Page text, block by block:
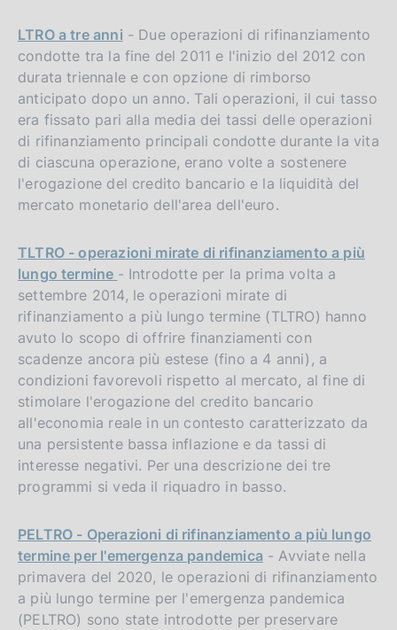
LTRO a tre anni - Due operazioni di rifinanziamento
condotte tra la fine del 2011 e l'inizio del 2012 con
durata triennale e con opzione di rimborso
anticipato dopo un anno. Tali operazioni, il cui tasso
era fissato pari alla media dei tassi delle operazioni
di rifinanziamento principali condotte durante la vita
di ciascuna operazione, erano volte a sostenere
l'erogazione del credito bancario e la liquidità del
mercato monetario dell'area dell'euro.
TLTRO - operazioni mirate di rifinanziamento a più
lungo termine - Introdotte per la prima volta a
settembre 2014, le operazioni mirate di
rifinanziamento a più lungo termine (TLTRO) hanno
avuto lo scopo di offrire finanziamenti con
scadenze ancora più estese (fino a 4 anni), a
condizioni favorevoli rispetto al mercato, al fine di
stimolare l'erogazione del credito bancario
all'economia reale in un contesto caratterizzato da
una persistente bassa inflazione e da tassi di
interesse negativi. Per una descrizione dei tre
programmi si veda il riquadro in basso.
PELTRO - Operazioni di rifinanziamento a più lungo
termine per l'emergenza pandemica - Avviate nella
primavera del 2020, le operazioni di rifinanziamento
a più lungo termine per l'emergenza pandemica
(PELTRO) sono state introdotte per preservare